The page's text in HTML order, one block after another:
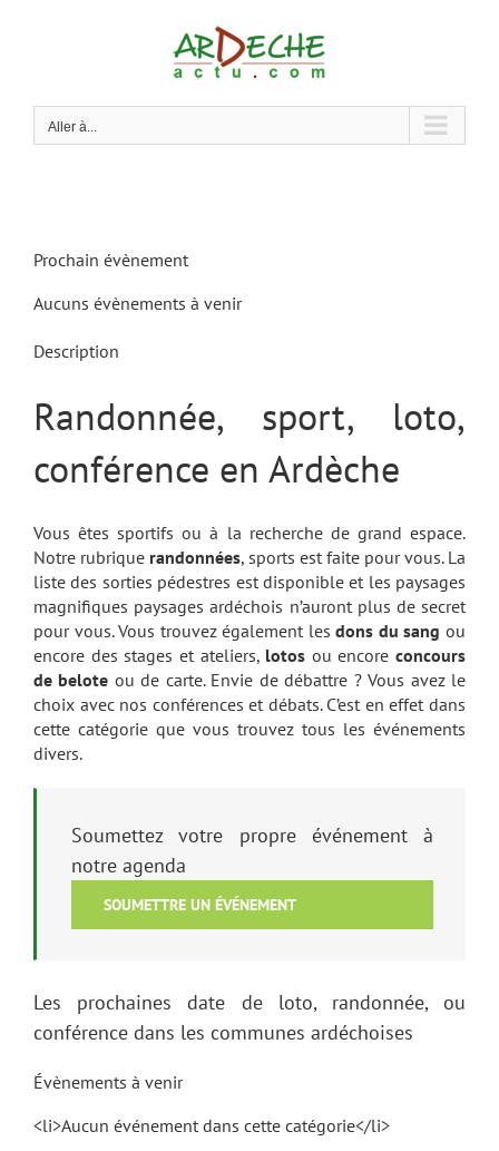
Aller à...
Prochain évènement
Aucuns évènements à venir
Description
Randonnée, sport, loto,
conférence en Ardèche
Vous êtes sportifs ou à la recherche de grand espace.
Notre rubrique randonnées, sports est faite pour vous. La
liste des sorties pédestres est disponible et les paysages
magnifiques paysages ardéchois n’auront plus de secret
pour vous. Vous trouvez également lesdons du sang ou
encore des stages et ateliers, lotos ou encore concours
de belote ou de carte. Envie de débattre ? Vous avez le
choix avec nos conférences et débats. C’est en effet dans
cette catégorie que vous trouvez tous les événements
divers.
Soumettez votre propre événement à
notre agenda
SOUMETTRE UN ÉVÉNEMENT
Les prochaines date de loto, randonnée, ou
conférence dans les communes ardéchoises
Évènements à venir
<li>Aucun événement dans cette catégorie</li>